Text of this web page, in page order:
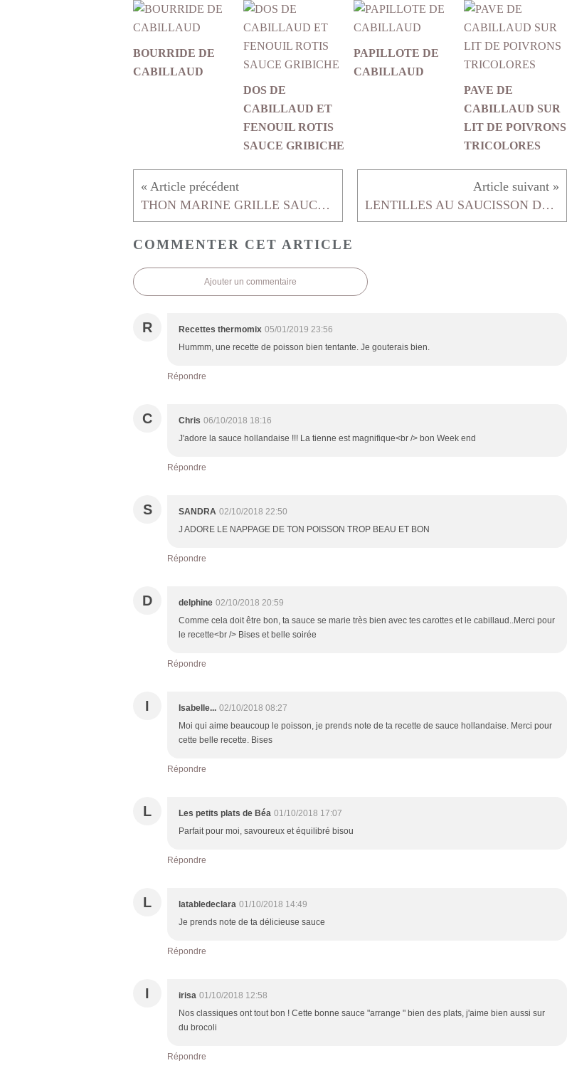
BOURRIDE DE
CABILLAUD
DOS DE
CABILLAUD ET
FENOUIL ROTIS
SAUCE GRIBICHE
PAPILLOTE DE
CABILLAUD
PAVE DE
CABILLAUD SUR
LIT DE POIVRONS
TRICOLORES
THON MARINE GRILLE SAUCE TOMATE CRUE ET AIL LENTILLES AU SAUCISSON DE LYON
COMMENTER CET ARTICLE
Ajouter un commentaire
R Recettes thermomix 05/01/2019 23:56
Hummm, une recette de poisson bien tentante. Je gouterais bien.
Répondre
C Chris 06/10/2018 18:16
J'adore la sauce hollandaise !!! La tienne est magnifique<br /> bon Week end
Répondre
S SANDRA 02/10/2018 22:50
J ADORE LE NAPPAGE DE TON POISSON TROP BEAU ET BON
Répondre
D delphine 02/10/2018 20:59
Comme cela doit être bon, ta sauce se marie très bien avec tes carottes et le cabillaud..Merci pour
le recette<br /> Bises et belle soirée
Répondre
I Isabelle... 02/10/2018 08:27
Moi qui aime beaucoup le poisson, je prends note de ta recette de sauce hollandaise. Merci pour
cette belle recette. Bises
Répondre
L Les petits plats de Béa 01/10/2018 17:07
Parfait pour moi, savoureux et équilibré bisou
Répondre
L latabledeclara 01/10/2018 14:49
Je prends note de ta délicieuse sauce
Répondre
I irisa 01/10/2018 12:58
Nos classiques ont tout bon ! Cette bonne sauce "arrange " bien des plats, j'aime bien aussi sur
du brocoli
Répondre